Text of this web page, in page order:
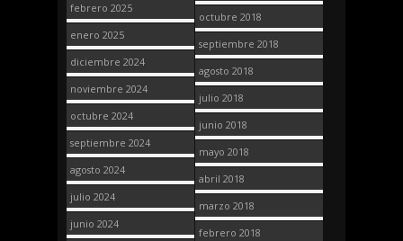
febrero 2025
enero 2025
diciembre 2024
noviembre 2024
octubre 2024
septiembre 2024
agosto 2024
julio 2024
junio 2024
octubre 2018
septiembre 2018
agosto 2018
julio 2018
junio 2018
mayo 2018
abril 2018
marzo 2018
febrero 2018